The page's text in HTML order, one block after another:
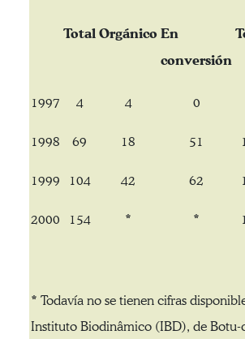
Total Orgánico En
conversión
1997
1998
1999
2000
4
69
104
154
4
18
42
*
0
51
62
*
* Todavía no se tienen cifras
Instituto Biodinâmico (IBD), de Botu-